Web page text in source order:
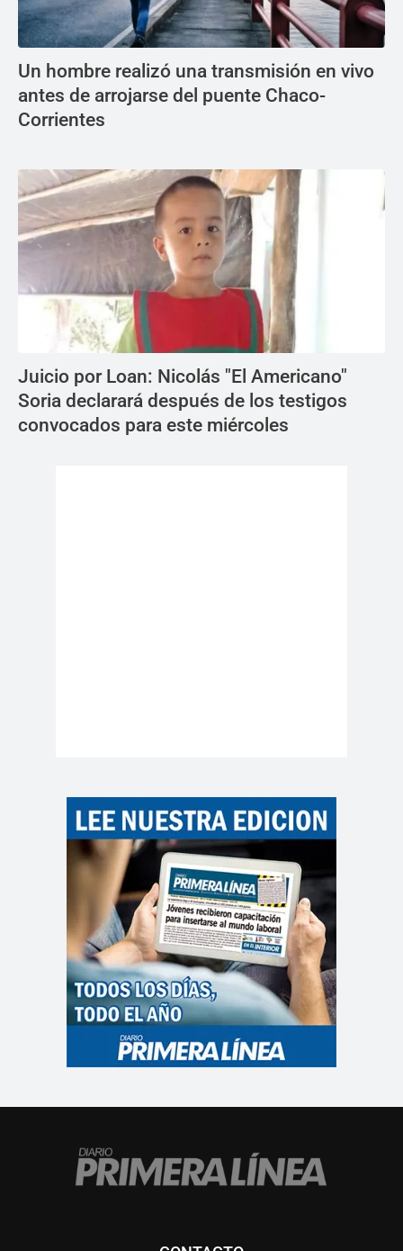
Un hombre realizó una transmisión en vivo
antes de arrojarse del puente Chaco-
Corrientes
Juicio por Loan: Nicolás "El Americano"
Soria declarará después de los testigos
convocados para este miércoles